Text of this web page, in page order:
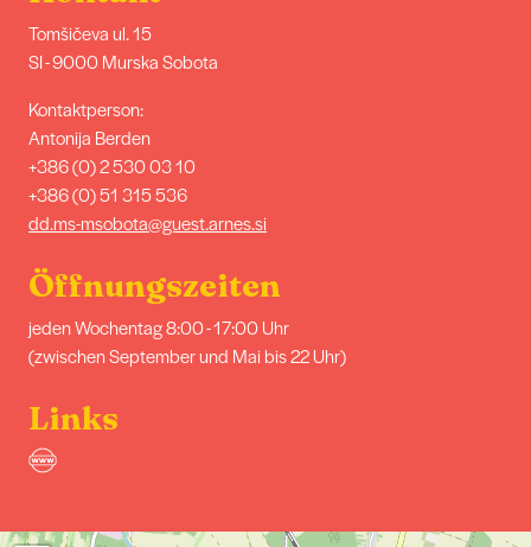
Tomšičeva ul. 15
SI - 9000 Murska Sobota
Kontaktperson:
Antonija Berden
+386 (0) 2 530 03 10
+386 (0) 51 315 536
dd.ms-msobota@guest.arnes.si
Öffnungszeiten
jeden Wochentag 8:00 - 17:00 Uhr
(zwischen September und Mai bis 22 Uhr)
Links